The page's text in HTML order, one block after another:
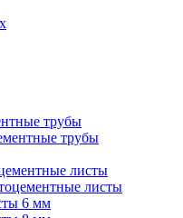
трубы
трубы
листы
листы
6 мм